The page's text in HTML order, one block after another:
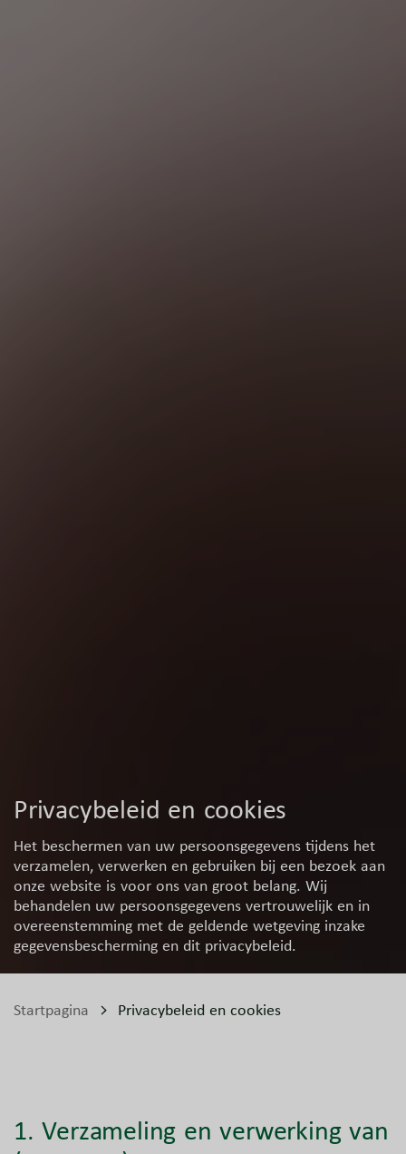
Privacybeleid en cookies
Het beschermen van uw persoonsgegevens tijdens het
verzamelen, verwerken en gebruiken bij een bezoek aan
onze website is voor ons van groot belang. Wij
behandelen uw persoonsgegevens vertrouwelijk en in
overeenstemming met de geldende wetgeving inzake
gegevensbescherming en dit privacybeleid.
Startpagina Privacybeleid en cookies
1. Verzameling en verwerking van